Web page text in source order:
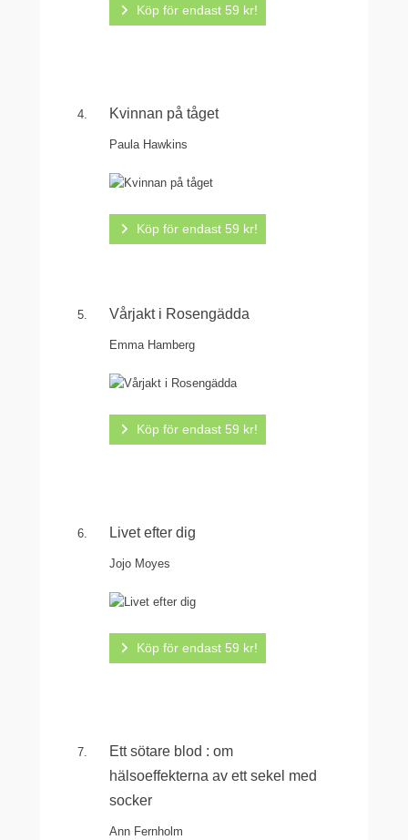
Köp för endast 59 kr!
Kvinnan på tåget
Paula Hawkins
Köp för endast 59 kr!
Vårjakt i Rosengädda
Emma Hamberg
Köp för endast 59 kr!
Livet efter dig
Jojo Moyes
Köp för endast 59 kr!
Ett sötare blod : om
hälsoeffekterna av ett sekel med
socker
Ann Fernholm